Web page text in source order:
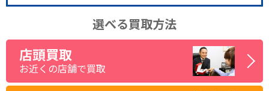
選べる買取方法
店頭買取
お近くの店舗で買取